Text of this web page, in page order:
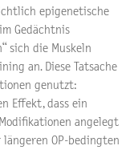
epigenetische
Gedächtnis
sich die Muskeln
an. Diese Tatsache
genutzt:
Effekt, dass ein
angelegt
längeren OP-bedingten